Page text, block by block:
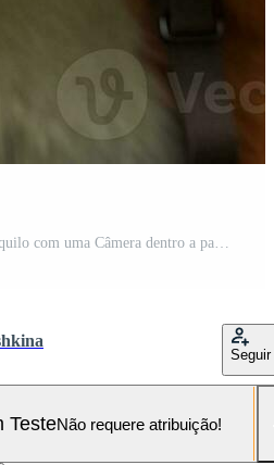
ai gerado fofa amigáveis esquilo com uma Câmera dentro a parque Foto Pro
Seguir
TesteNão requere atribuição!